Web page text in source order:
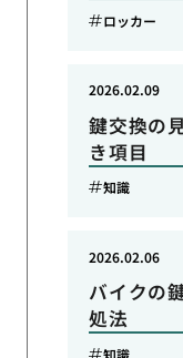
ロッカー
鍵交換の
き項目
2026.02.09
知識
バイクの
処法
2026.02.06
知識